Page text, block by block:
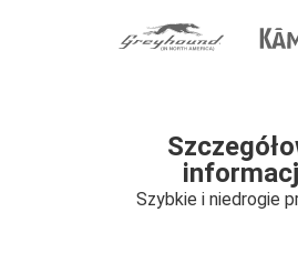
Szybkie i niedrogie